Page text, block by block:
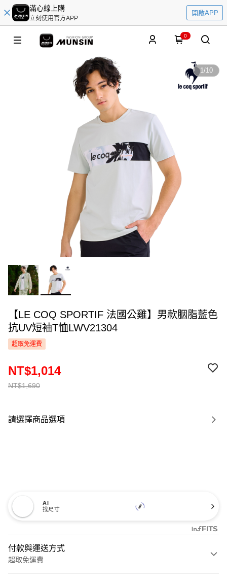
滿心線上購
立刻使用官方APP
開啟APP
0
1/10
【LE COQ SPORTIF 法國公雞】男款胭脂藍色
抗UV短袖T恤LWV21304
超取免運費
NT$1,690
NT$1,014
請選擇商品選項
AI
找尺寸
付款與運送方式
超取免運費